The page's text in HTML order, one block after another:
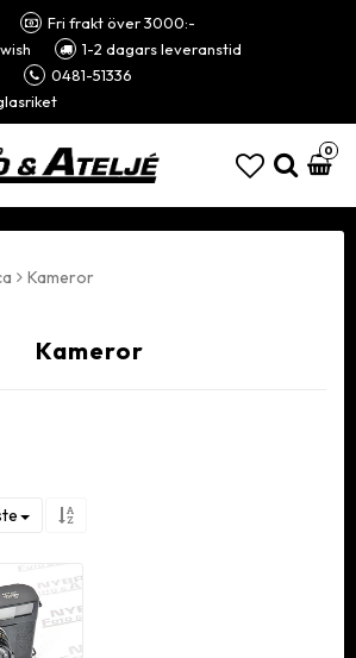
Fri frakt över 3000:-
1-2 dagars leveranstid
0481-51336
0
Kameror
Kameror